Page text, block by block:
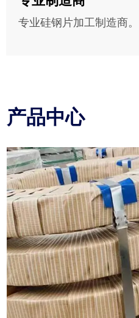
专业硅钢片加工制造商。
产品中心